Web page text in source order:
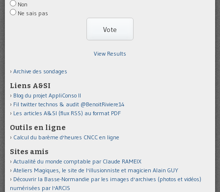
Non
Ne sais pas
View Results
Archive des sondages
Liens A&SI
Blog du projet AppliConso II
Fil twitter technos & audit @BenoitRiviere14
Les articles A&SI (flux RSS) au format PDF
Outils en ligne
Calcul du barème d'heures CNCC en ligne
Sites amis
Actualité du monde comptable par Claude RAMEIX
Ateliers Magiques, le site de l'illusionniste et magicien Alain GUY
Découvrir la Basse-Normandie par les images d'archives (photos et vidéos)
numérisées par l'ARCIS